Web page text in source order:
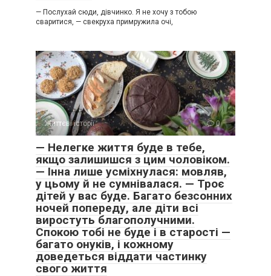
— Послухай сюди, дівчинко. Я не хочу з тобою
сваритися, — свекруха примружила очі,
Життєві історії 0
— Нелегке життя буде в тебе,
якщо залишишся з цим чоловіком.
— Інна лише усміхнулася: мовляв,
у цьому й не сумнівалася. — Троє
дітей у вас буде. Багато безсонних
ночей попереду, але діти всі
виростуть благополучними.
Спокою тобі не буде і в старості —
багато онуків, і кожному
доведеться віддати частинку
свого життя